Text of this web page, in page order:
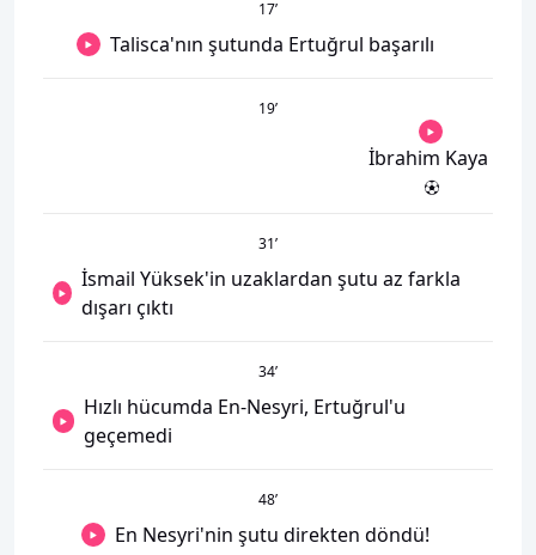
17’
Talisca'nın şutunda Ertuğrul başarılı
19’
İbrahim Kaya
31’
İsmail Yüksek'in uzaklardan şutu az farkla
dışarı çıktı
34’
Hızlı hücumda En-Nesyri, Ertuğrul'u
geçemedi
48’
En Nesyri'nin şutu direkten döndü!